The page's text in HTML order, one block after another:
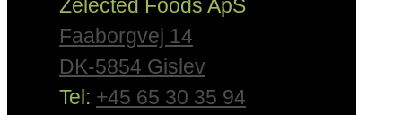
Zelected Foods ApS
Faaborgvej 14
DK-5854 Gislev
Tel: +45 65 30 35 94